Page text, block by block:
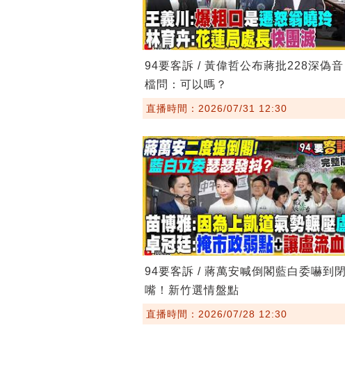
94要客訴 / 黃偉哲公布蔣批228深偽音
檔問：可以嗎？
直播時間：2026/07/31 12:30
94要客訴 / 蔣萬安喊倒閣藍白委嚇到閉
嘴！新竹選情盤點
直播時間：2026/07/28 12:30